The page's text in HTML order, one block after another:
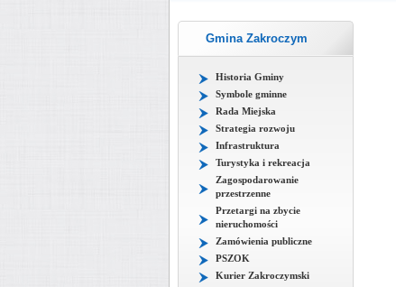
Gmina Zakroczym
Historia Gminy
Symbole gminne
Rada Miejska
Strategia rozwoju
Infrastruktura
Turystyka i rekreacja
Zagospodarowanie
przestrzenne
Przetargi na zbycie
nieruchomości
Zamówienia publiczne
PSZOK
Kurier Zakroczymski